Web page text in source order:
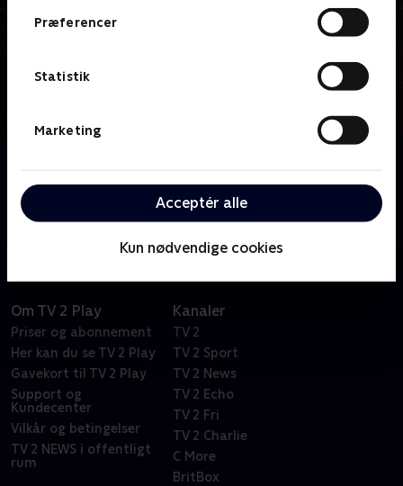
Præferencer
Statistik
Marketing
Acceptér alle
Kun nødvendige cookies
samfundets største tabuer med mennesker formet
af fordomme og misforståede hensyn.
Om TV 2 Play
Priser og abonnement
Her kan du se TV 2 Play
Gavekort til TV 2 Play
Support og
Kundecenter
Vilkår og betingelser
TV 2 NEWS i offentligt
rum
Kanaler
TV 2
TV 2 Sport
TV 2 News
TV 2 Echo
TV 2 Fri
TV 2 Charlie
C More
BritBox